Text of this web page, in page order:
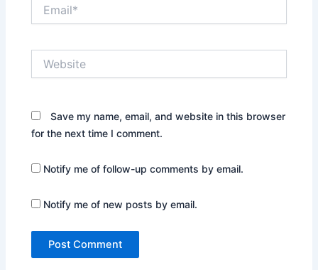
Save my name, email, and website in this browser
for the next time I comment.
Notify me of follow-up comments by email.
Notify me of new posts by email.